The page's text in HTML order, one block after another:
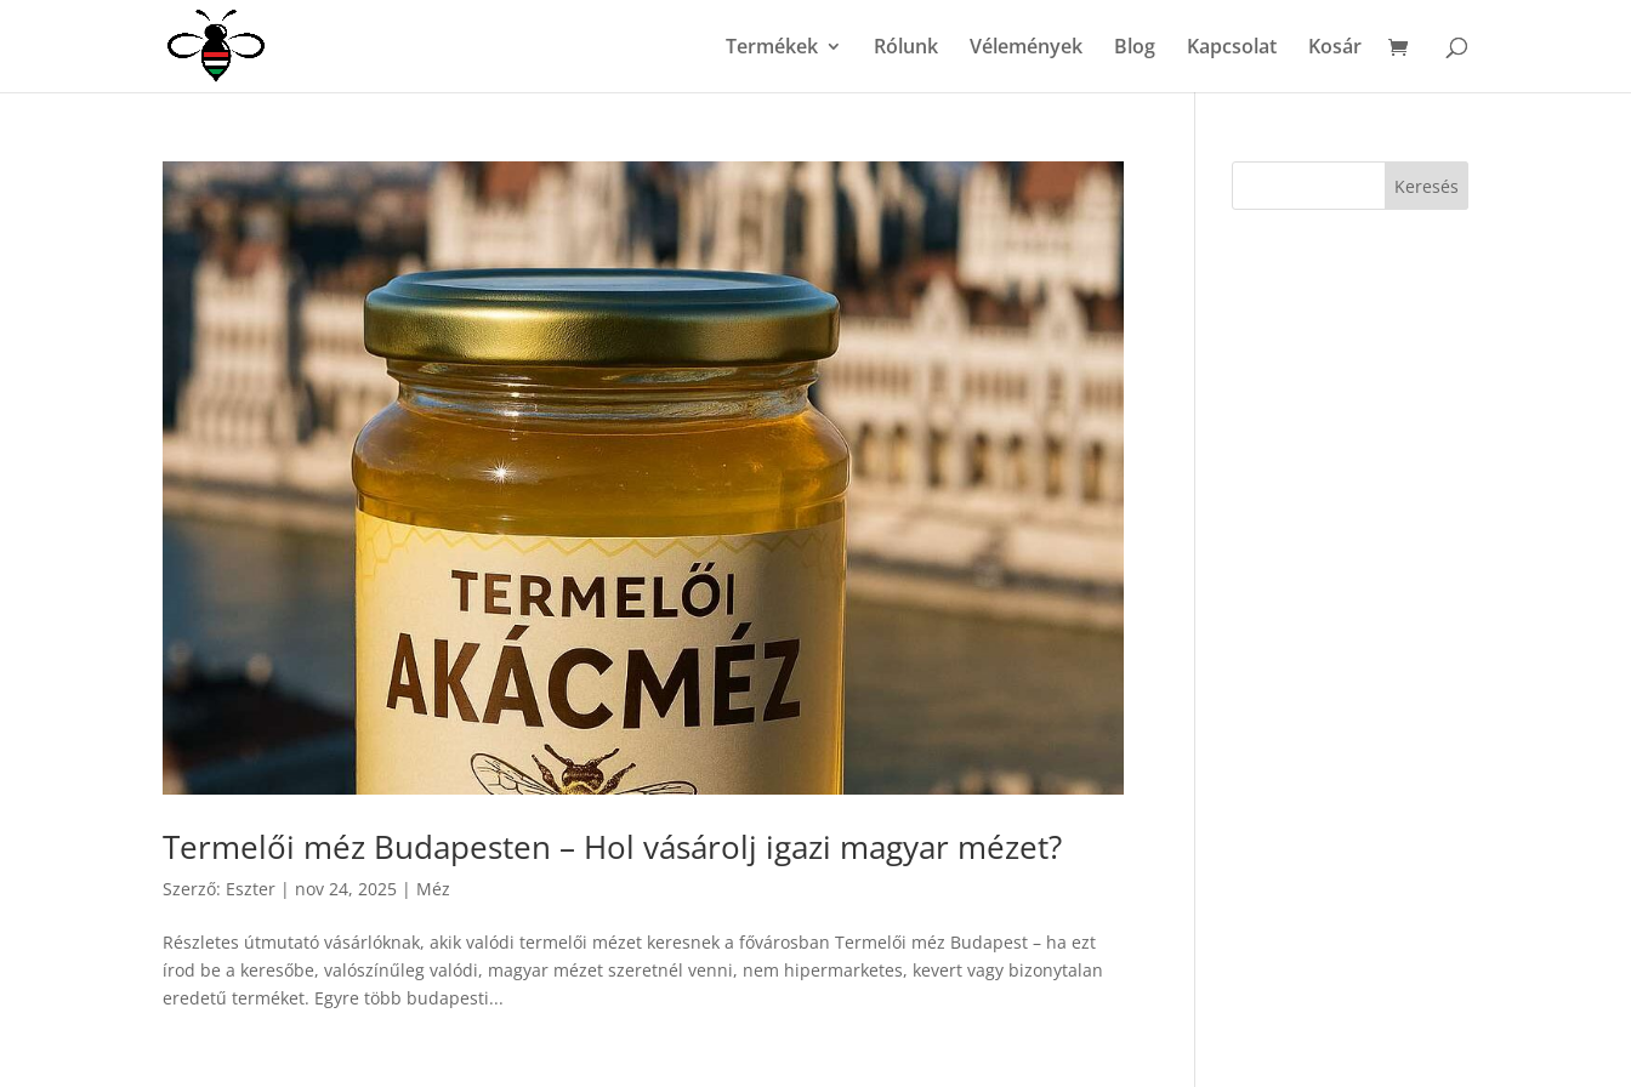
Termékek Rólunk Vélemények Blog Kapcsolat Kosár
Termelői méz Budapesten – Hol vásárolj igazi magyar mézet?
Szerző: Eszter | nov 24, 2025 | Méz
Részletes útmutató vásárlóknak, akik valódi termelői mézet keresnek a fővárosban Termelői méz Budapest – ha ezt
írod be a keresőbe, valószínűleg valódi, magyar mézet szeretnél venni, nem hipermarketes, kevert vagy bizonytalan
eredetű terméket. Egyre több budapesti...
Keresés